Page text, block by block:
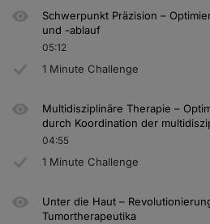
Schwerpunkt Präzision –
und -ablauf
05:12
1 Minute Challenge
Multidisziplinäre Therapie –
durch Koordination der
04:55
1 Minute Challenge
Unter die Haut –
Tumortherapeutika